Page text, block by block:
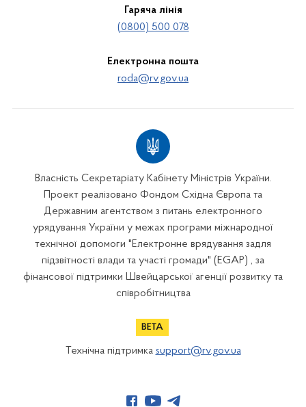
Гаряча лінія
(0800) 500 078
Електронна пошта
roda@rv.gov.ua
Власність Секретаріату Кабінету Міністрів України.
Проект реалізовано Фондом Східна Європа та
Державним агентством з питань електронного
урядування України у межах програми міжнародної
технічної допомоги "Електронне врядування задля
підзвітності влади та участі громади" (EGAP) , за
фінансової підтримки Швейцарської агенції розвитку та
співробітництва
Технічна підтримка support@rv.gov.ua